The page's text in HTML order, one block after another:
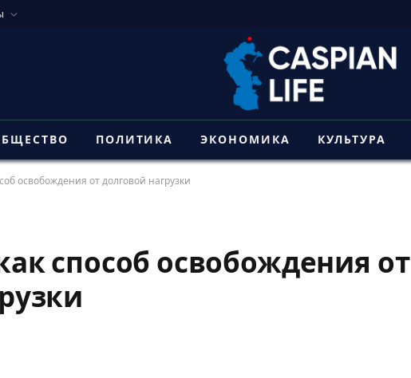
ПОЛИТИКА ЭКОНОМИКА КУЛЬТУРА
освобождения от долговой нагрузки
способ освобождения от